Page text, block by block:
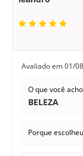
Avaliado em01/
O que você
BELEZA
Porque